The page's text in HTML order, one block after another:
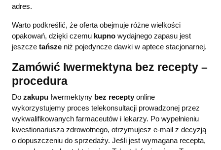
adres.
Warto podkreślić, że oferta obejmuje różne wielkości
opakowań, dzięki czemu kupno wydajnego zapasu jest
jeszcze tańsze niż pojedyncze dawki w aptece stacjonarnej.
Zamówić Iwermektyna bez recepty –
procedura
Do zakupu Iwermektyny bez recepty online
wykorzystujemy proces telekonsultacji prowadzonej przez
wykwalifikowanych farmaceutów i lekarzy. Po wypełnieniu
kwestionariusza zdrowotnego, otrzymujesz e-mail z decyzją
o dopuszczeniu do sprzedaży. Jeśli jest wymagana recepta,